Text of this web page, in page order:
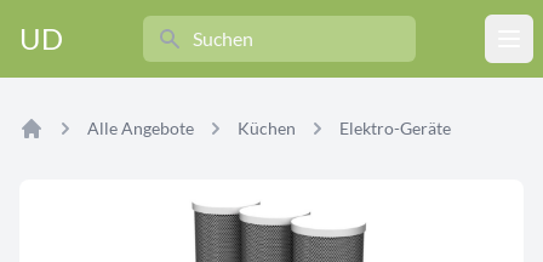
UD
Search
Alle Angebote Küchen Elektro-Geräte